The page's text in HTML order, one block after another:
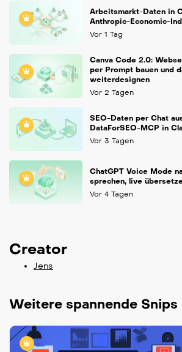
Arbeitsmarkt-Daten in
Anthropic-Economic-
Vor 1 Tag
Canva Code 2.0:
per Prompt bauen und
weiterdesignen
Vor 2 Tagen
SEO-Daten per Chat
DataForSEO-MCP in
Vor 3 Tagen
ChatGPT Voice Mode
sprechen, live
Vor 4 Tagen
Creator
Jens
Weitere spannende Snips